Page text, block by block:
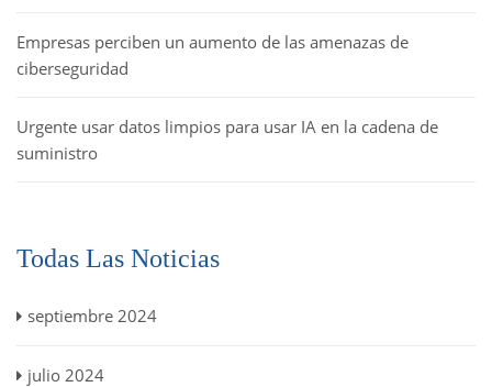
Empresas perciben un aumento de las amenazas de
ciberseguridad
Urgente usar datos limpios para usar IA en la cadena de
suministro
Todas Las Noticias
septiembre 2024
julio 2024